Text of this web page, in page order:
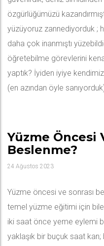
özgürlüğümüzü
yüzüyoruz zannediyorduk ;
daha çok inanmıştı
öğretebilme görevlerini
yaptık? İyiden iyiye
(en azından öyle
Yüzme Öncesi
Beslenme?
24 Ağustos 2023
Yüzme öncesi ve sonrası
temel yüzme eğitimi için
iki saat önce yeme eylemi
yaklaşık bir buçuk saat